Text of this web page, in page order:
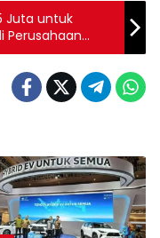
Juta untuk
Perusahaan